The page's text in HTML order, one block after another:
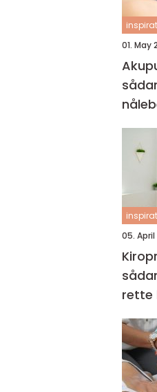
01. May
krop
05. April
rette